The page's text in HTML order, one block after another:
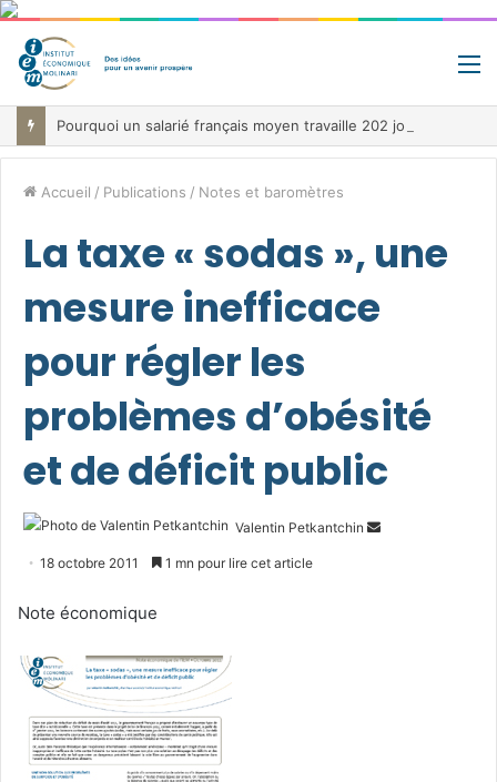
Accueil / Publications / Notes et baromètres
La taxe « sodas », une
mesure inefficace
pour régler les
problèmes d’obésité
et de déficit public
Valentin Petkantchin
Envoyer
18 octobre 2011 1 mn pour lire cet article
Note économique